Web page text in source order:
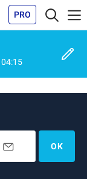
PRO
04:15
OK